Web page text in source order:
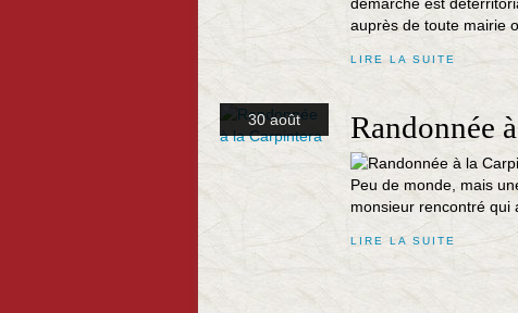
auprès de toute mairie
LIRE LA SUITE
30 août Randonnée
Peu de monde, mais
monsieur rencontré qui
LIRE LA SUITE